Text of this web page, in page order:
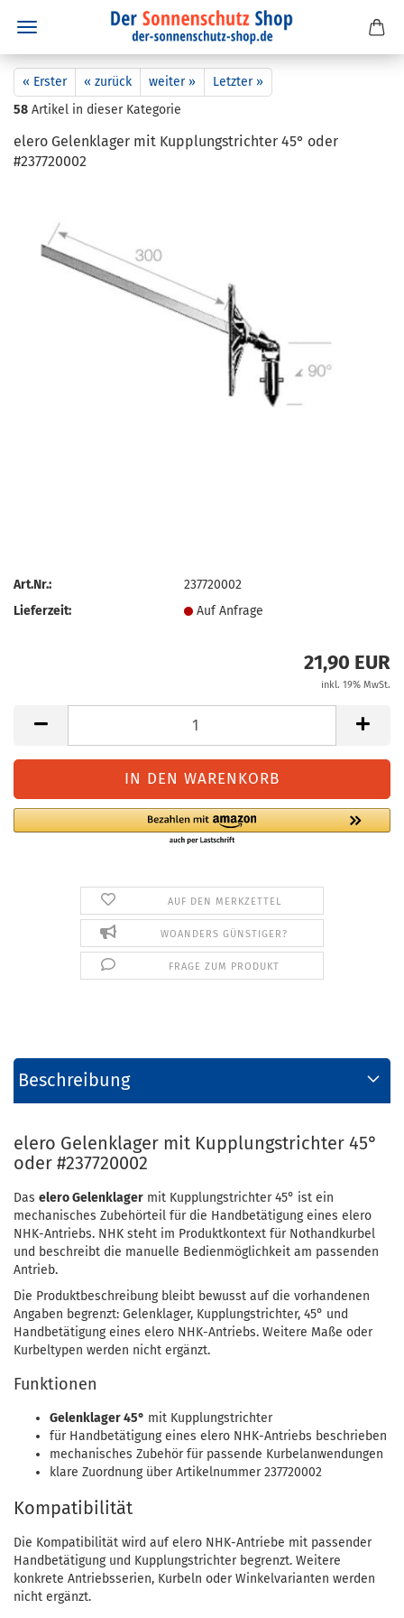
« Erster « zurück weiter »
Letzter »
58 Artikel in dieser Kategorie
elero Ge­lenk­la­ger mit Kupp­lungs­trich­ter 45° oder
#237720002
Art.Nr.:
237720002
Lieferzeit:
Auf Anfrage
21,90 EUR
inkl. 19% MwSt.
AUF DEN MERKZETTEL
WOANDERS GÜNSTIGER?
FRAGE ZUM PRODUKT
Beschreibung
elero Gelenklager mit Kupplungstrichter 45°
oder #237720002
Das elero Gelenklager mit Kupplungstrichter 45° ist ein
mechanisches Zubehörteil für die Handbetätigung eines elero
NHK-Antriebs. NHK steht im Produktkontext für Nothandkurbel
und beschreibt die manuelle Bedienmöglichkeit am passenden
Antrieb.
Die Produktbeschreibung bleibt bewusst auf die vorhandenen
Angaben begrenzt: Gelenklager, Kupplungstrichter, 45° und
Handbetätigung eines elero NHK-Antriebs. Weitere Maße oder
Kurbeltypen werden nicht ergänzt.
Funktionen
Gelenklager 45° mit Kupplungstrichter
für Handbetätigung eines elero NHK-Antriebs beschrieben
mechanisches Zubehör für passende Kurbelanwendungen
klare Zuordnung über Artikelnummer 237720002
Kompatibilität
Die Kompatibilität wird auf elero NHK-Antriebe mit passender
Handbetätigung und Kupplungstrichter begrenzt. Weitere
konkrete Antriebsserien, Kurbeln oder Winkelvarianten werden
nicht ergänzt.